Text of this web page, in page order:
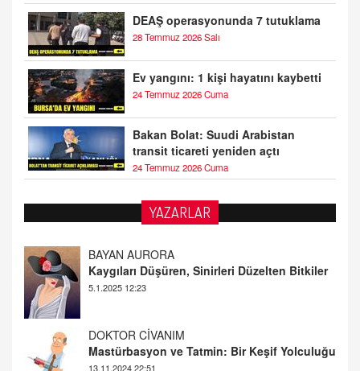
DEAŞ operasyonunda 7 tutuklama
28 Temmuz 2026 Salı
Ev yangını: 1 kişi hayatını kaybetti
24 Temmuz 2026 Cuma
Bakan Bolat: Suudi Arabistan
transit ticareti yeniden açtı
24 Temmuz 2026 Cuma
YAZARLAR
DOKTOR CİVANIM
Mastürbasyon ve Tatmin: Bir Keşif Yolculuğu
13.11.2024 22:51
ALİ EFENDİ
Adana At Yarışı Tahminleri | 21 Aralık
Cumartesi